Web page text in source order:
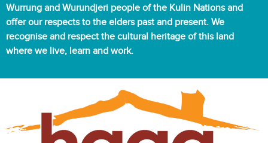
Wurrung and Wurundjeri people of the Kulin Nations and
offer our respects to the elders past and present. We
recognise and respect the cultural heritage of this land
where we live, learn and work.